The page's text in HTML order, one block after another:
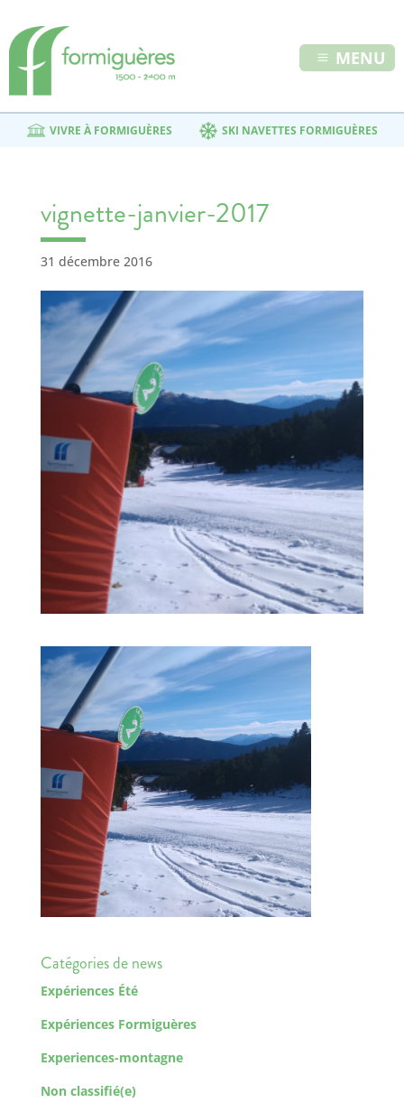
MENU
VIVRE À FORMIGUÈRES SKI NAVETTES FORMIGUÈRES
vignette-janvier-2017
31 décembre 2016
Catégories de news
Expériences Été
Expériences Formiguères
Experiences-montagne
Non classifié(e)